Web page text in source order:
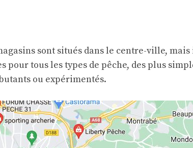
sont situés dans le centre-ville, mais
tous les types de pêche, des plus
ou expérimentés.